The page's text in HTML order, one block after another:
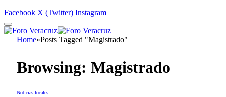
Facebook X (Twitter) Instagram
Home»Posts Tagged "Magistrado"
Browsing: Magistrado
Noticias locales